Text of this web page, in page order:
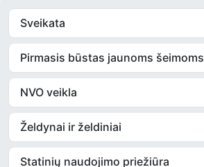
Sveikata
Pirmasis būstas jaunoms šeimoms
NVO veikla
Želdynai ir želdiniai
Statinių naudojimo priežiūra